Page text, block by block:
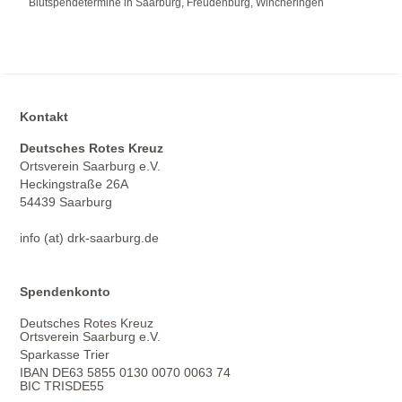
Blutspendetermine in Saarburg, Freudenburg, Wincheringen
Kontakt
Deutsches Rotes Kreuz
Ortsverein Saarburg e.V.
Heckingstraße 26A
54439 Saarburg
info (at) drk-saarburg.de
Spendenkonto
Deutsches Rotes Kreuz
Ortsverein Saarburg e.V.
Sparkasse Trier
IBAN DE63 5855 0130 0070 0063 74
BIC TRISDE55